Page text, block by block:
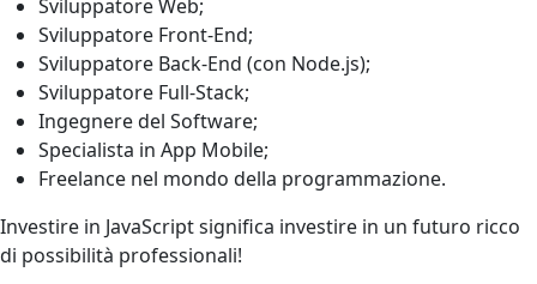
Sviluppatore Web;
Sviluppatore Front-End;
Sviluppatore Back-End (con Node.js);
Sviluppatore Full-Stack;
Ingegnere del Software;
Specialista in App Mobile;
Freelance nel mondo della programmazione.
Investire in JavaScript significa investire in un futuro ricco
di possibilità professionali!